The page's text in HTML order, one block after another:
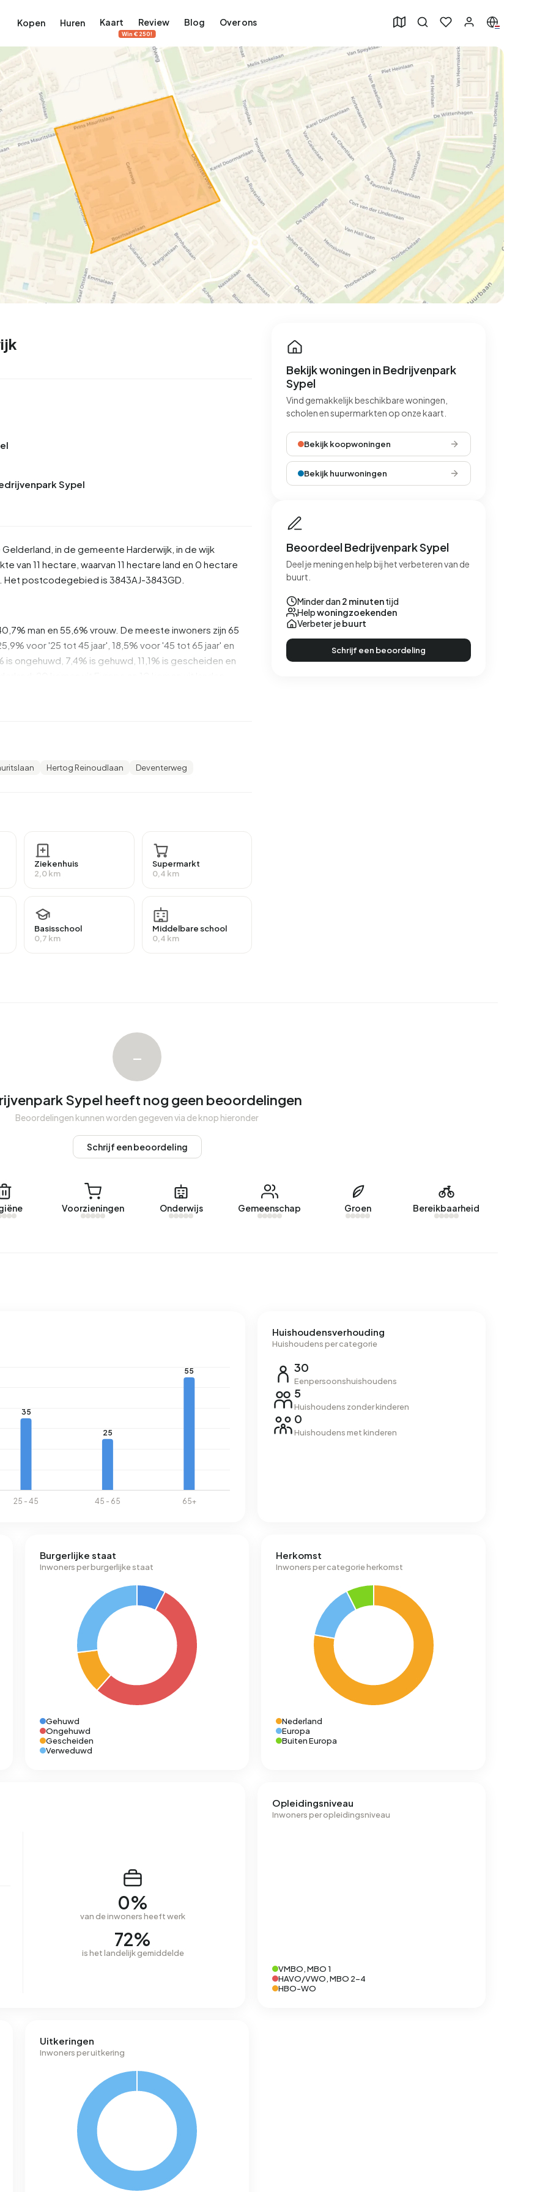
Kopen Huren Kaart Review
Win €250!
Blog Over ons
Sypel
Gelderland , in de gemeente Harderwijk , in de wijk
van 11 hectare, waarvan 11 hectare land en 0 hectare
postcodegebied is 3843AJ-3843GD.
man en 55,6% vrouw. De meeste inwoners zijn 65
voor '25 tot 45 jaar', 18,5% voor '45 tot 65 jaar' en
is ongehuwd, 7,4% is gehuwd, 11,1% is gescheiden en
een uitkering. De grootste groep is die met een
woningen zijn huurwoningen. Dit komt neer op
is 21% in particulier bezit, 58% in handen van
De meest voorkomende bouwperiodes in
Sypel. Afgelopen jaar zijn er geen woningen
geregistreerd energielabel. De meest voorkomende
verbruikt een adres in Bedrijvenpark Sypel 1.790 kWh aan
55% onder het landelijke gemiddelde van
Hertog Reinoudlaan Deventerweg
Ziekenhuis
2,0 km
Supermarkt
0,4 km
Basisschool
0,7 km
Middelbare school
0,4 km
Bekijk woningen in Bedrijvenpark
Sypel
Vind gemakkelijk beschikbare woningen,
scholen en supermarkten op onze kaart.
Bekijk koopwoningen
Bekijk huurwoningen
Beoordeel Bedrijvenpark Sypel
Deel je mening en help bij het verbeteren van de
buurt.
Minder dan 2 minutentijd
Helpwoningzoekenden
Verbeter jebuurt
Schrijf een beoordeling
–
Sypel heeft nog geen beoordelingen
Beoordelingen kunnen worden gegeven via de knop hieronder
Schrijf een beoordeling
Voorzieningen Onderwijs Gemeenschap Groen Bereikbaarheid
Huishoudensverhouding
Huishoudens per categorie
30
Eenpersoonshuishoudens
5
Huishoudens zonder kinderen
0
Huishoudens met kinderen
Burgerlijke staat
Inwoners per burgerlijke staat
Gehuwd
Ongehuwd
Gescheiden
Verweduwd
Herkomst
Inwoners per categorie herkomst
Nederland
Europa
Buiten Europa
0%
van de inwoners heeft werk
72%
is het landelijk gemiddelde
Opleidingsniveau
Inwoners per opleidingsniveau
VMBO, MBO 1
HAVO/VWO, MBO 2-4
HBO-WO
Uitkeringen
Inwoners per uitkering